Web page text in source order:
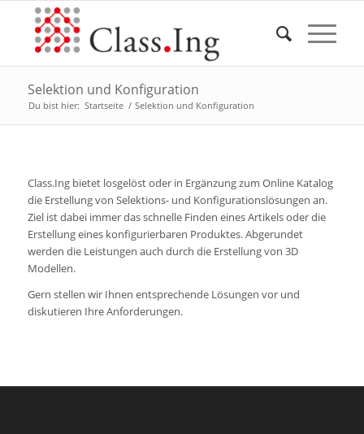
Selektion und Konfiguration
Du bist hier: Startseite / Selektion und Konfiguration
Class.Ing bietet losgelöst oder in Ergänzung zum Online Katalog
die Erstellung von Selektions- und Konfigurationslösungen an.
Ziel ist dabei immer das schnelle Finden eines Artikels oder die
Erstellung eines konfigurierbaren Produktes. Abgerundet
werden die Leistungen auch durch die Erstellung von 3D
Modellen.
Gern stellen wir Ihnen entsprechende Lösungen vor und
diskutieren Ihre Anforderungen.